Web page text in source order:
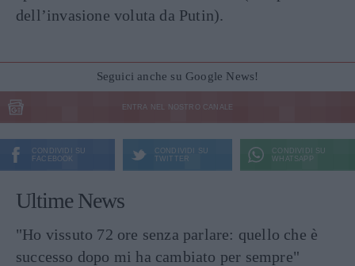
dell’invasione voluta da Putin).
Seguici anche su Google News!
ENTRA NEL NOSTRO CANALE
CONDIVIDI SU
FACEBOOK
CONDIVIDI SU
TWITTER
CONDIVIDI SU
WHATSAPP
Ultime News
"Ho vissuto 72 ore senza parlare: quello che è
successo dopo mi ha cambiato per sempre"